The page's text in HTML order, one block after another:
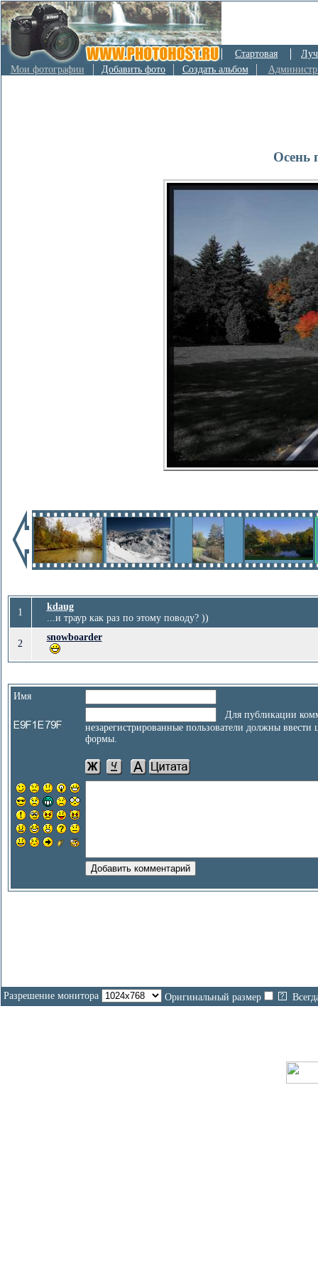
Стартовая
Мои фотографии
Добавить фото Создать альбом
Осень
1
kdaug
...и траур как раз по этому поводу? ))
2
snowboarder
Имя
Для публикации
незарегистрированные пользователи должны
формы.
Разрешение монитора Оригинальный размер